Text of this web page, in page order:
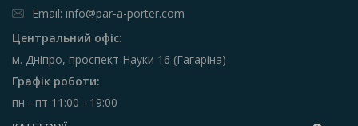
Email: info@par-a-porter.com
Центральний офіс:
м. Дніпро, проспект Науки 16 (Гагаріна)
Графік роботи:
пн - пт 11:00 - 19:00